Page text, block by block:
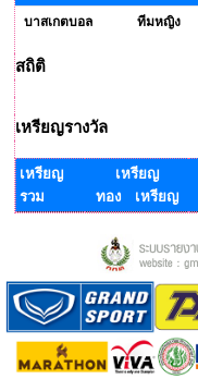
บาสเกตบอล
ทีมหญิง
สถิติ
เหรียญรางวัล
เหรียญ
รวม
เหรียญ
ทอง เหรียญ